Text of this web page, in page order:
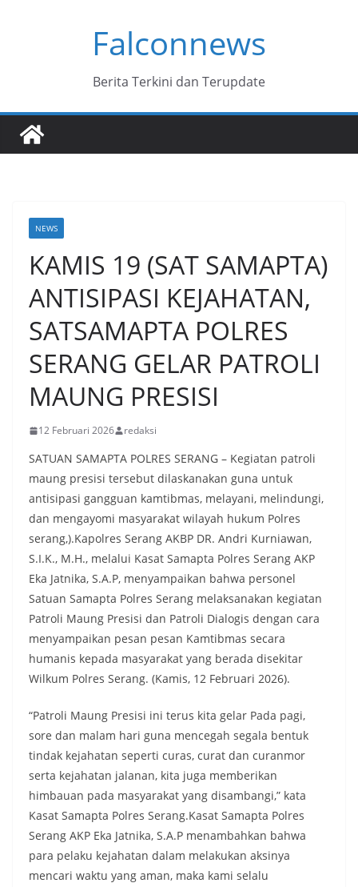
Falconnews
Berita Terkini dan Terupdate
NEWS
KAMIS 19 (SAT SAMAPTA)
ANTISIPASI KEJAHATAN,
SATSAMAPTA POLRES
SERANG GELAR PATROLI
MAUNG PRESISI
12 Februari 2026 redaksi
SATUAN SAMAPTA POLRES SERANG – Kegiatan patroli
maung presisi tersebut dilaskanakan guna untuk
antisipasi gangguan kamtibmas, melayani, melindungi,
dan mengayomi masyarakat wilayah hukum Polres
serang,).Kapolres Serang AKBP DR. Andri Kurniawan,
S.I.K., M.H., melalui Kasat Samapta Polres Serang AKP
Eka Jatnika, S.A.P, menyampaikan bahwa personel
Satuan Samapta Polres Serang melaksanakan kegiatan
Patroli Maung Presisi dan Patroli Dialogis dengan cara
menyampaikan pesan pesan Kamtibmas secara
humanis kepada masyarakat yang berada disekitar
Wilkum Polres Serang. (Kamis, 12 Februari 2026).
“Patroli Maung Presisi ini terus kita gelar Pada pagi,
sore dan malam hari guna mencegah segala bentuk
tindak kejahatan seperti curas, curat dan curanmor
serta kejahatan jalanan, kita juga memberikan
himbauan pada masyarakat yang disambangi,” kata
Kasat Samapta Polres Serang.Kasat Samapta Polres
Serang AKP Eka Jatnika, S.A.P menambahkan bahwa
para pelaku kejahatan dalam melakukan aksinya
mencari waktu yang aman, maka kami selalu